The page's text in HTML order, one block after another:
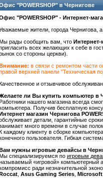
"POWERSHOP" в Чернигове
"POWERSHOP" - Интернет-
жители, города Чернигова,
рады сообщить вам, что Интернет-
всех желающих к себе в
со стороны церкви).
в связи с ремонтом части
верхней панели "Техническая
и отзывчивое
ли Вы купить компьютер в
нашего магазина всегда
Получив бесплатную
магазин Чернигова
детали, гарантийные
много времени в случае
каждому клиенту в сборке компьютера
пользователя. Гибкая
нужны игровые девайсы в
специализируемся по игровым
«игровой» компьютерный
ради незначительной
Asus Gaming Series Microsoft